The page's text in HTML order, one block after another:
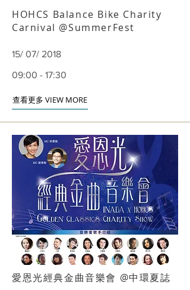
HOHCS Balance Bike Charity
Carnival @SummerFest
15/ 07/ 2018
09:00 - 17:30
查看更多 VIEW MORE
愛恩光經典金曲音樂會 @中環夏誌